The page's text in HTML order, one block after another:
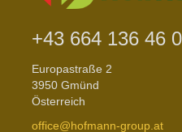
+43 664 136 46
Europastraße 2
3950 Gmünd
Österreich
office@hofmann-group.at